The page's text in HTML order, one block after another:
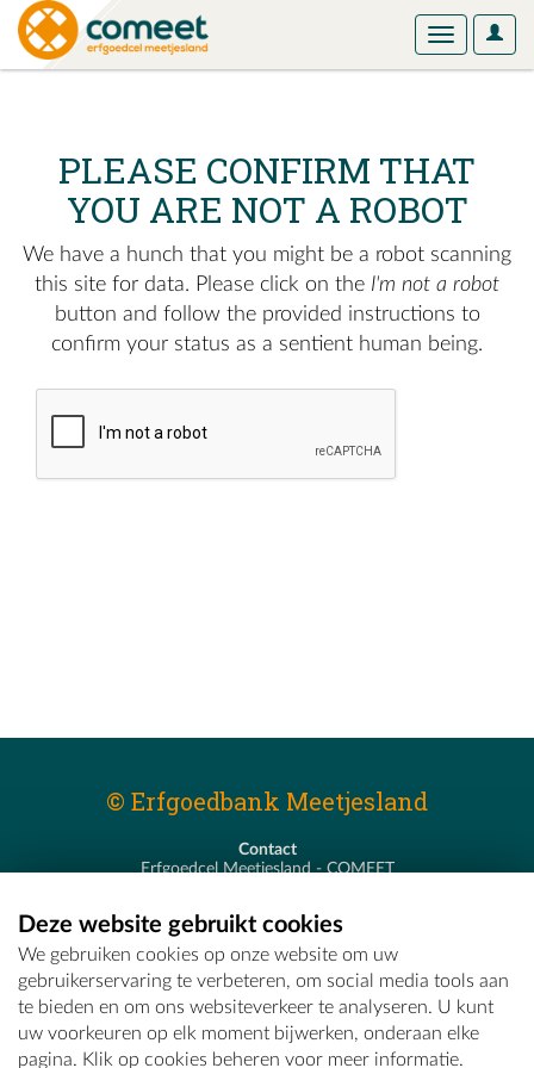
User
Toggle
PLEASE CONFIRM THAT
YOU ARE NOT A ROBOT
We have a hunch that you might be a robot scanning
this site for data. Please click on the I'm not a robot
button and follow the provided instructions to
confirm your status as a sentient human being.
© Erfgoedbank Meetjesland
Contact
Erfgoedcel Meetjesland - COMEET
T - 09 373 75 96
E -erfgoedcel@comeet.be
Deze website gebruikt cookies
We gebruiken cookies op onze website om uw
gebruikerservaring te verbeteren, om social media tools aan
te bieden en om ons websiteverkeer te analyseren. U kunt
uw voorkeuren op elk moment bijwerken, onderaan elke
pagina. Klik op cookies beheren voor meer informatie.